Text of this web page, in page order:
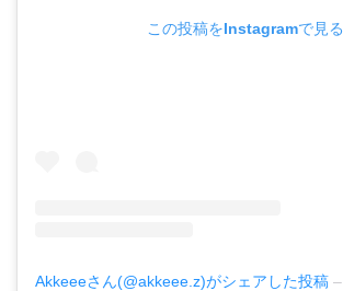
この投稿をInstagramで見る
Akkeeeさん(@akkeee.z)がシェアした投稿 –